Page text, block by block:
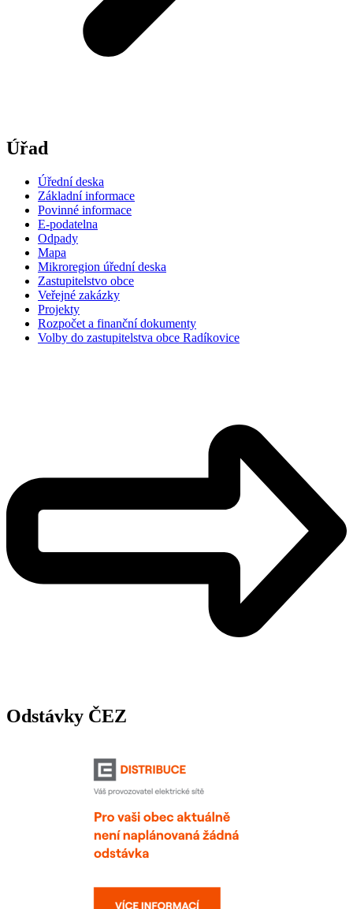
Úřad
Úřední deska
Základní informace
Povinné informace
E-podatelna
Odpady
Mapa
Mikroregion úřední deska
Zastupitelstvo obce
Veřejné zakázky
Projekty
Rozpočet a finanční dokumenty
Volby do zastupitelstva obce Radíkovice
Odstávky ČEZ